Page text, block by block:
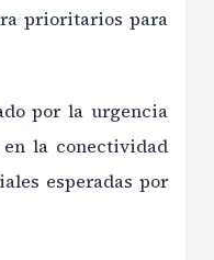
prioritarios para
por la urgencia
la conectividad
esperadas por